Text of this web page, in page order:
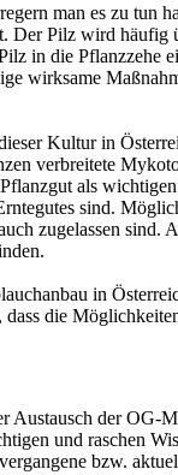
man es zu tun
Pilz wird
in die
wirksame
Kultur in
verbreitete
als
sind.
zugelassen sind.
in
die
der OG-
und raschen
bzw.